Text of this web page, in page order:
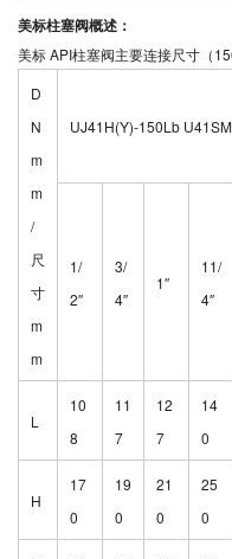
美标柱塞阀概述：
美标 API柱塞阀主要连接尺寸（
D
N
m
m
/
尺
寸
m
m
UJ41H(Y)-150Lb
1/
2″
3/
4″
1″
11/
4″
L
10
8
11
7
12
7
14
0
H
17
0
19
0
21
0
25
0